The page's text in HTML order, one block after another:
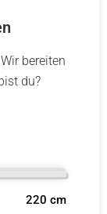
bereiten
du?
220 cm